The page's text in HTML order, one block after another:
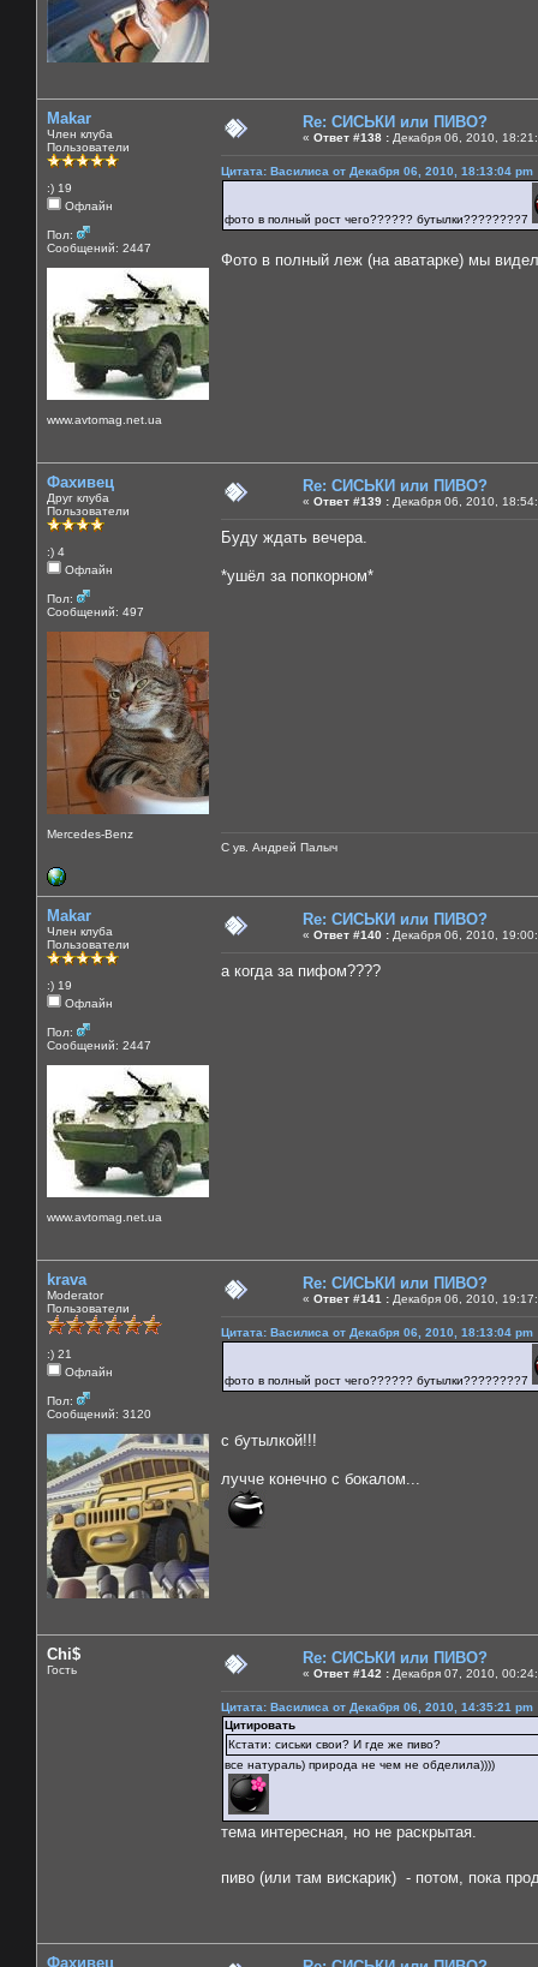
Makar
Член клуба
Пользователи
:) 19
Офлайн
Пол:
Сообщений: 2447
www.avtomag.net.ua
Re: СИСЬКИ или ПИВО?
« Ответ #138 : Декабря 06, 2010,
Цитата: Василиса от Декабря 06, 2010, 18:13:04 pm
фото в полный рост чего?????? бутылки????????7
Фото в полный леж (на аватарке) мы
Фахивец
Друг клуба
Пользователи
:) 4
Офлайн
Пол:
Сообщений: 497
Mercedes-Benz
Re: СИСЬКИ или ПИВО?
« Ответ #139 : Декабря 06, 2010,
Буду ждать вечера.
*ушёл за попкорном*
С ув. Андрей Палыч
Makar
Член клуба
Пользователи
:) 19
Офлайн
Пол:
Сообщений: 2447
www.avtomag.net.ua
Re: СИСЬКИ или ПИВО?
« Ответ #140 : Декабря 06, 2010,
а когда за пифом????
krava
Moderator
Пользователи
:) 21
Офлайн
Пол:
Сообщений: 3120
Re: СИСЬКИ или ПИВО?
« Ответ #141 : Декабря 06, 2010,
Цитата: Василиса от Декабря 06, 2010, 18:13:04 pm
фото в полный рост чего?????? бутылки????????7
с бутылкой!!!
лучче конечно с бокалом...
Chi$
Гость
Re: СИСЬКИ или ПИВО?
« Ответ #142 : Декабря 07, 2010,
Цитата: Василиса от Декабря 06, 2010, 14:35:21 pm
Цитировать
Кстати: сиськи свои? И где же пиво?
все натураль) природа не чем не обделила))))
тема интересная, но не раскрытая.
пиво (или там вискарик) - потом, пока
Фахивец